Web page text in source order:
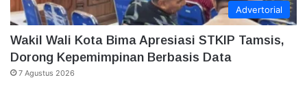
Advertorial
Wakil Wali Kota Bima Apresiasi STKIP Tamsis,
Dorong Kepemimpinan Berbasis Data
7 Agustus 2026